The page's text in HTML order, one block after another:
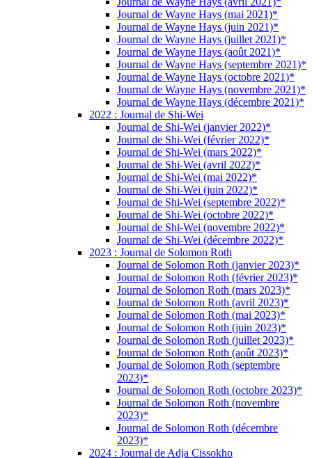
Journal de Wayne Hays (mai 2021)*
Journal de Wayne Hays (juin 2021)*
Journal de Wayne Hays (juillet 2021)*
Journal de Wayne Hays (août 2021)*
Journal de Wayne Hays (septembre 2021)*
Journal de Wayne Hays (octobre 2021)*
Journal de Wayne Hays (novembre 2021)*
Journal de Wayne Hays (décembre 2021)*
2022 : Journal de Shi-Wei
Journal de Shi-Wei (janvier 2022)*
Journal de Shi-Wei (février 2022)*
Journal de Shi-Wei (mars 2022)*
Journal de Shi-Wei (avril 2022)*
Journal de Shi-Wei (mai 2022)*
Journal de Shi-Wei (juin 2022)*
Journal de Shi-Wei (septembre 2022)*
Journal de Shi-Wei (octobre 2022)*
Journal de Shi-Wei (novembre 2022)*
Journal de Shi-Wei (décembre 2022)*
2023 : Journal de Solomon Roth
Journal de Solomon Roth (janvier 2023)*
Journal de Solomon Roth (février 2023)*
Journal de Solomon Roth (mars 2023)*
Journal de Solomon Roth (avril 2023)*
Journal de Solomon Roth (mai 2023)*
Journal de Solomon Roth (juin 2023)*
Journal de Solomon Roth (juillet 2023)*
Journal de Solomon Roth (août 2023)*
Journal de Solomon Roth (septembre
2023)*
Journal de Solomon Roth (octobre 2023)*
Journal de Solomon Roth (novembre
2023)*
Journal de Solomon Roth (décembre
2023)*
2024 : Journal de Adja Cissokho